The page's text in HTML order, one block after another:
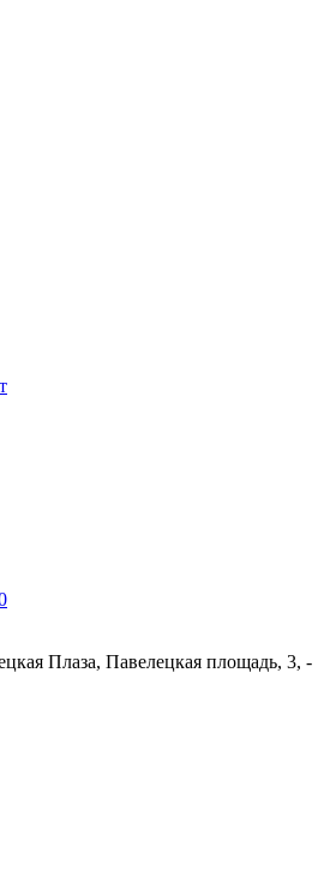
Плаза, Павелецкая площадь, 3, -